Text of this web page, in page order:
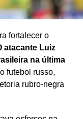
de
decisivo
fortalecer o
atacante Luiz
na última
futebol russo,
rubro-negra